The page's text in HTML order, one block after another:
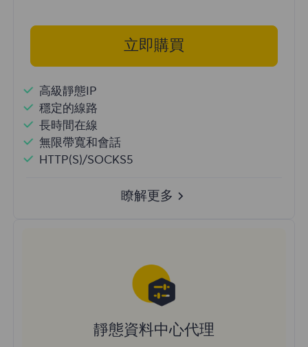
立即購買
高級靜態IP
穩定的線路
長時間在線
無限帶寬和會話
HTTP(S)/SOCKS5
瞭解更多
靜態資料中心代理